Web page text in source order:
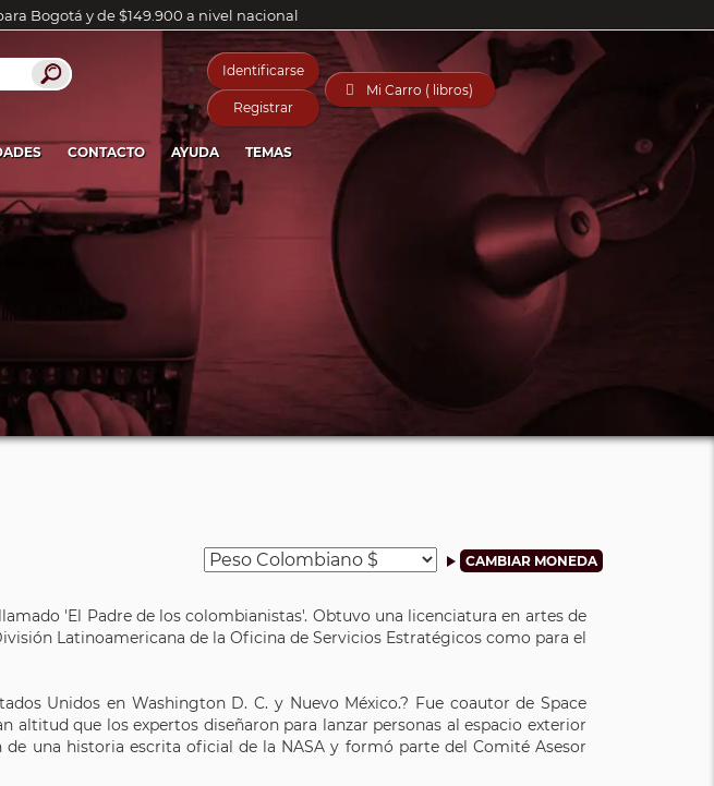
Bogotá y de $149.900 a nivel nacional
Identificarse
Registrar
 Mi Carro ( libros)
CONTACTO AYUDA TEMAS
'El Padre de los colombianistas'. Obtuvo una licenciatura en artes de
Latinoamericana de la Oficina de Servicios Estratégicos como para el
Unidos en Washington D. C. y Nuevo México.? Fue coautor de Space
altitud que los expertos diseñaron para lanzar personas al espacio exterior
una historia escrita oficial de la NASA y formó parte del Comité Asesor